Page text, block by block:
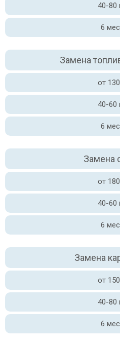
40-80
6
Замена
от
40-60
6
Замена
от
40-60
6
Замена
от
40-80
6